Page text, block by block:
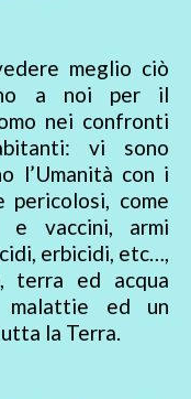
meglio ciò
a noi per il
nei confronti
vi sono
l’Umanità con i
come
e vaccini, armi
erbicidi, etc…,
terra ed acqua
malattie ed un
la Terra.